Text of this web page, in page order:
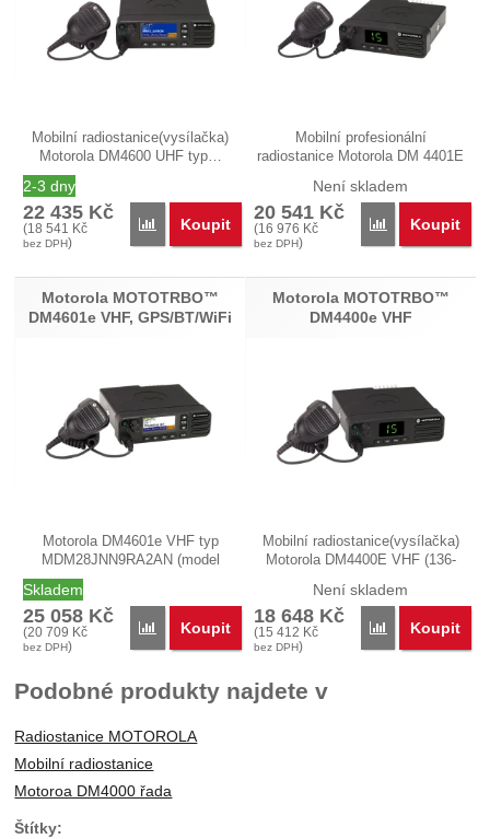
Mobilní radiostanice(vysílačka)
Motorola DM4600 UHF typ…
2-3 dny
22 435 Kč
(18 541 Kč
bez DPH)
Porovnat
Koupit
Mobilní profesionální
radiostanice Motorola DM 4401E
Není skladem
20 541 Kč
(16 976 Kč
bez DPH)
Porovnat
Koupit
Motorola MOTOTRBO™
DM4601e VHF, GPS/BT/WiFi
Motorola DM4601e VHF typ
MDM28JNN9RA2AN (model
MBAR304NE) je…
Skladem
25 058 Kč
(20 709 Kč
bez DPH)
Porovnat
Koupit
Motorola MOTOTRBO™
DM4400e VHF
Mobilní radiostanice(vysílačka)
Motorola DM4400E VHF (136-
Není skladem
18 648 Kč
(15 412 Kč
bez DPH)
Porovnat
Koupit
Podobné produkty najdete v
Radiostanice MOTOROLA
Mobilní radiostanice
Motoroa DM4000 řada
Štítky: